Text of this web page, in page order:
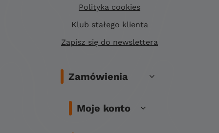
Polityka cookies
Klub stałego klienta
Zapisz się do newslettera
Zamówienia
Moje konto